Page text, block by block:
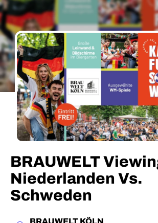
BRAUWELT
Niederlanden Vs.
Schweden
BRAUWELT KÖLN